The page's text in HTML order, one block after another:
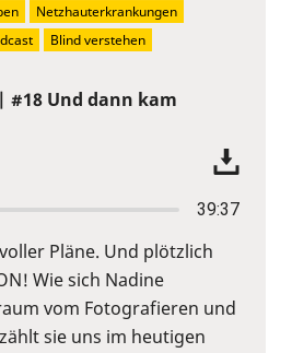
#18 Und dann kam
39:37
Pläne. Und plötzlich
Wie sich Nadine
vom Fotografieren und
sie uns im heutigen
Netzhauterkrankungen
Blind verstehen